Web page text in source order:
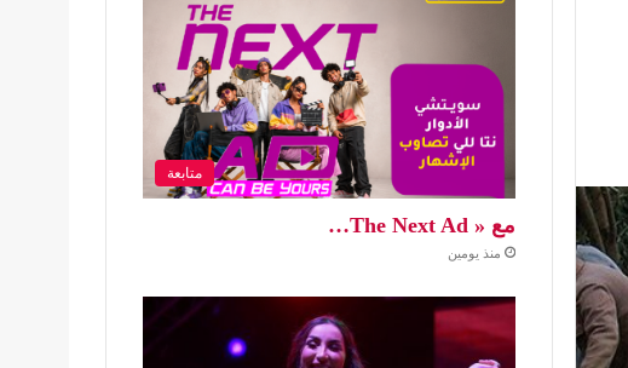
متابعة
مع « The Next Ad…
منذ يومين